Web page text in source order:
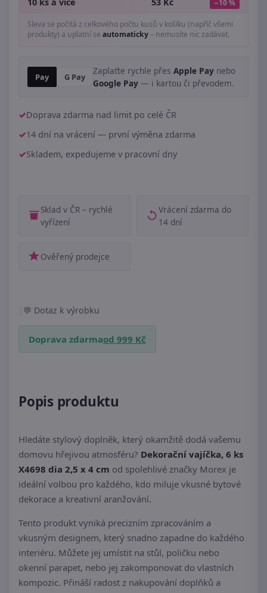
−10 %
Sleva se počítá z celkového počtu kusů v košíku (napříč všemi
produkty) a uplatní se automaticky– nemusíte nic zadávat.
Pay G Pay
Zaplaťte rychle přes Apple Pay nebo
Google Pay — i kartou či převodem.
Doprava zdarma nad limit po celé ČR
14 dní na vrácení — první výměna zdarma
Skladem, expedujeme v pracovní dny
Sklad v ČR – rychlé
vyřízení
Vrácení zdarma do
14 dní
Ověřený prodejce
Dotaz k výrobku
Doprava zdarmaod 999 Kč
Popis produktu
Hledáte stylový doplněk, který okamžitě dodá vašemu
domovu hřejivou atmosféru? Dekorační vajíčka, 6 ks
X4698 dia 2,5 x 4 cm od spolehlivé značky Morex je
ideální volbou pro každého, kdo miluje vkusné bytové
dekorace a kreativní aranžování.
Tento produkt vyniká precizním zpracováním a
vkusným designem, který snadno zapadne do každého
interiéru. Můžete jej umístit na stůl, poličku nebo
okenní parapet, nebo jej zakomponovat do vlastních
kompozic. Přináší radost z nakupování doplňků a